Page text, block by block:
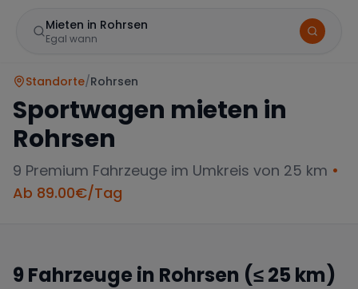
Mieten in Rohrsen
Egal wann
Standorte/Rohrsen
Sportwagen mieten in
Rohrsen
9 Premium Fahrzeuge im Umkreis von 25 km •
Ab 89.00€/Tag
9 Fahrzeuge in Rohrsen (≤ 25 km)